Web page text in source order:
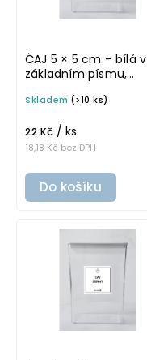
ČAJ 5 × 5 cm – bílá v
základním písmu,
na potravinové dózy
Skladem (>10 ks)
18,18 Kč bez DPH
22 Kč / ks
Do košíku